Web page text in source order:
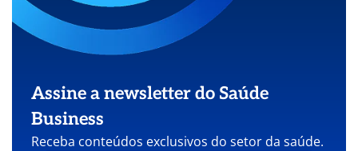
Assine a newsletter do Saúde
Business
Receba conteúdos exclusivos do setor da saúde.